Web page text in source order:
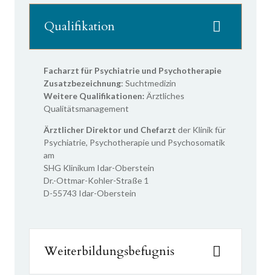
Qualifikation
Facharzt für Psychiatrie und Psychotherapie
Zusatzbezeichnung: Suchtmedizin
Weitere Qualifikationen: Ärztliches
Qualitätsmanagement
Ärztlicher Direktor und Chefarzt der Klinik für
Psychiatrie, Psychotherapie und Psychosomatik
am
SHG Klinikum Idar-Oberstein
Dr.-Ottmar-Kohler-Straße 1
D-55743 Idar-Oberstein
Weiterbildungsbefugnis